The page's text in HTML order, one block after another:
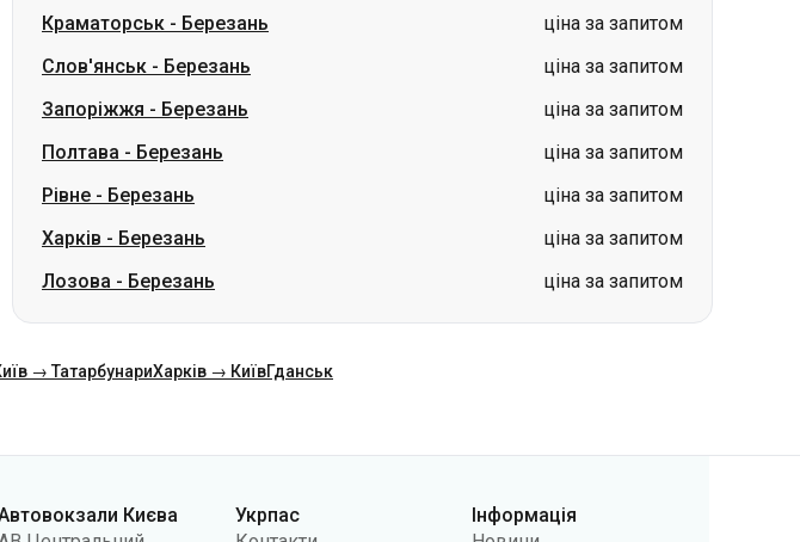
Полтава-Березань
ціна за запитом
Рівне-Березань
ціна за запитом
Харків-Березань
ціна за запитом
Лозова-Березань ціна за запитом
Київ → ТатарбунариХарків → Київ
АС Південна
АС Дарниця
Політики
конфіденційності
Повернення квитків
Карта сайту